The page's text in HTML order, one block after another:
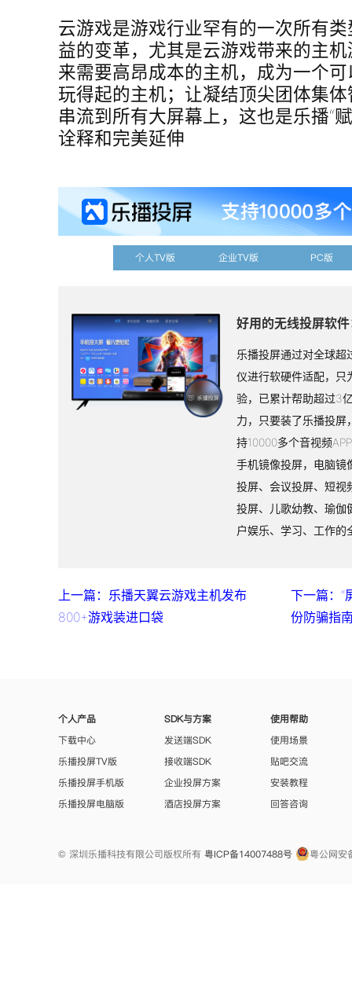
云游戏是游戏行业罕有的一次所有
益的变革，尤其是云游戏带来的主
来需要高昂成本的主机，成为一个
玩得起的主机；让凝结顶尖团体集
串流到所有大屏幕上，这也是乐播“
诠释和完美延伸
个人TV版 企业TV版 PC版
好用的无线投屏软
乐播投屏通过对全球超
仪进行软硬件适配，只
验，已累计帮助超过3
力，只要装了乐播投屏
持10000多个音视频
手机镜像投屏，电脑镜
投屏、会议投屏、短视
投屏、儿歌幼教、瑜伽
户娱乐、学习、工作的
上一篇：乐播天翼云游戏主机发布
800+游戏装进口袋
下一篇：“
份防骗指
个人产品
下载中心
乐播投屏TV版
乐播投屏手机版
乐播投屏电脑版
SDK与方案
发送端SDK
接收端SDK
企业投屏方案
酒店投屏方案
使用帮助
使用场景
贴吧交流
安装教程
回答咨询
© 深圳乐播科技有限公司版权所有 粤ICP备14007488号 粤公网安